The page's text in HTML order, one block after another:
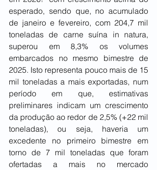
esperado, sendo que, no acumulado
de janeiro e fevereiro, com 204,7 mil
toneladas de carne suína in natura,
superou em 8,3% os volumes
embarcados no mesmo bimestre de
2025. Isto representa pouco mais de 15
mil toneladas a mais exportadas, num
período em que, estimativas
preliminares indicam um crescimento
da produção ao redor de 2,5% (+22 mil
toneladas), ou seja, haveria um
excedente no primeiro bimestre em
torno de 7 mil toneladas que foram
ofertadas a mais no mercado